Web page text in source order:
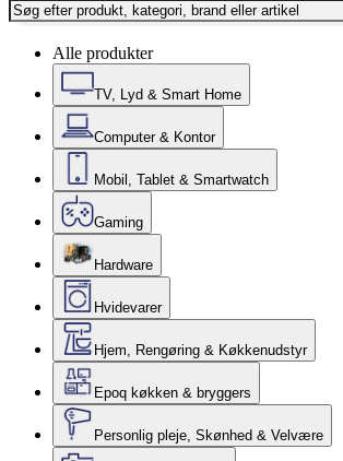
Alle produkter
TV, Lyd & Smart Home
Computer & Kontor
Mobil, Tablet & Smartwatch
Gaming
Hardware
Hvidevarer
Hjem, Rengøring & Køkkenudstyr
Epoq køkken & bryggers
Personlig pleje, Skønhed & Velvære